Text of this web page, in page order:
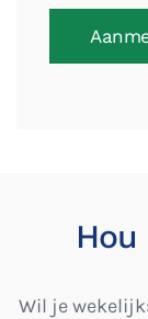
Wil je